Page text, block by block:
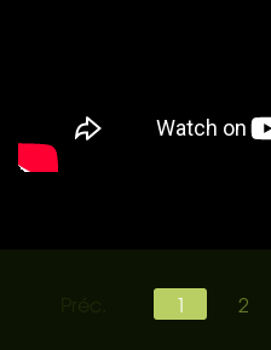
1 2